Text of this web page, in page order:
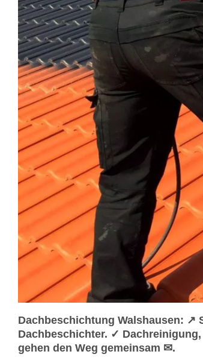
Dachbeschichtung Walshausen: ↗️
Dachbeschichter. ✓
gehen den Weg gemeinsam ✉.